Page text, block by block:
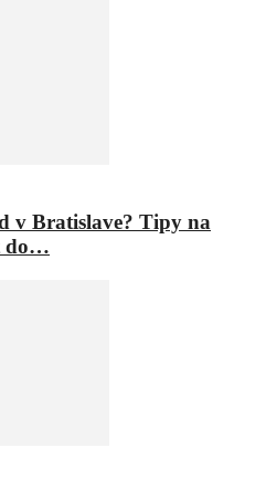
v Bratislave? Tipy na
do…